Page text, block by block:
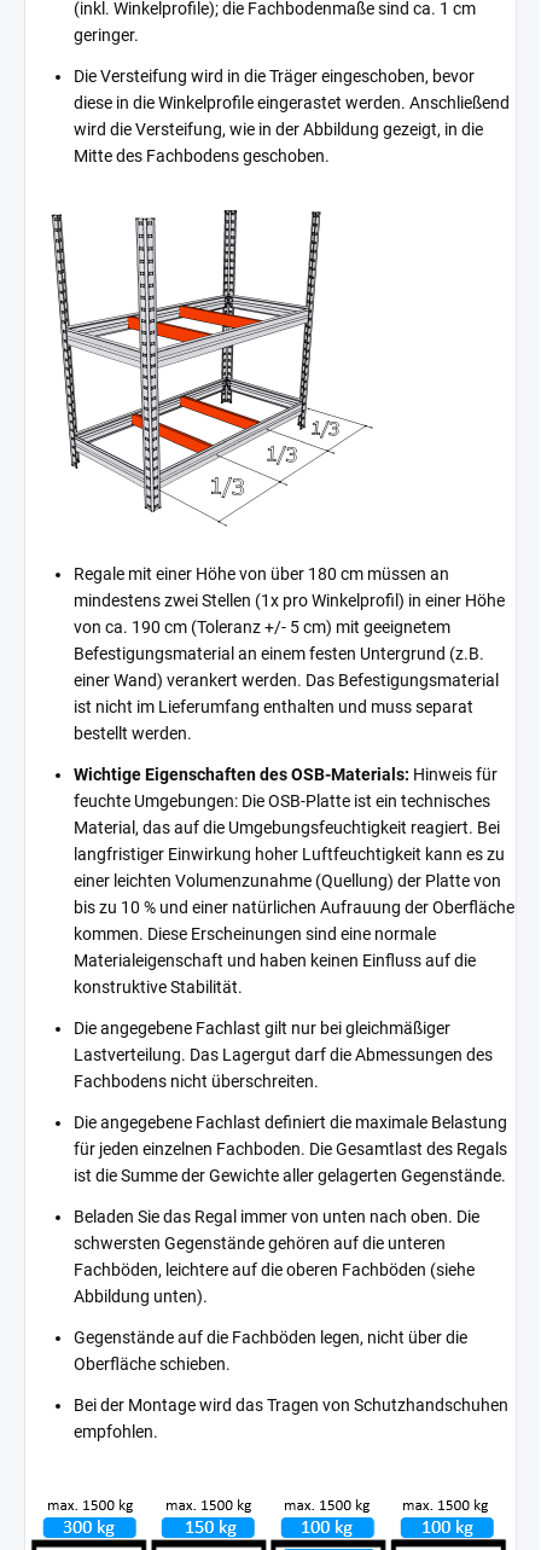
(inkl. Winkelprofile); die Fachbodenmaße sind ca. 1 cm
geringer.
Die Versteifung wird in die Träger eingeschoben, bevor
diese in die Winkelprofile eingerastet werden. Anschließend
wird die Versteifung, wie in der Abbildung gezeigt, in die
Mitte des Fachbodens geschoben.
Regale mit einer Höhe von über 180 cm müssen an
mindestens zwei Stellen (1x pro Winkelprofil) in einer Höhe
von ca. 190 cm (Toleranz +/- 5 cm) mit geeignetem
Befestigungsmaterial an einem festen Untergrund (z.B.
einer Wand) verankert werden. Das Befestigungsmaterial
ist nicht im Lieferumfang enthalten und muss separat
bestellt werden.
Wichtige Eigenschaften des OSB-Materials: Hinweis für
feuchte Umgebungen: Die OSB-Platte ist ein technisches
Material, das auf die Umgebungsfeuchtigkeit reagiert. Bei
langfristiger Einwirkung hoher Luftfeuchtigkeit kann es zu
einer leichten Volumenzunahme (Quellung) der Platte von
bis zu 10 % und einer natürlichen Aufrauung der Oberfläche
kommen. Diese Erscheinungen sind eine normale
Materialeigenschaft und haben keinen Einfluss auf die
konstruktive Stabilität.
Die angegebene Fachlast gilt nur bei gleichmäßiger
Lastverteilung. Das Lagergut darf die Abmessungen des
Fachbodens nicht überschreiten.
Die angegebene Fachlast definiert die maximale Belastung
für jeden einzelnen Fachboden. Die Gesamtlast des Regals
ist die Summe der Gewichte aller gelagerten Gegenstände.
Beladen Sie das Regal immer von unten nach oben. Die
schwersten Gegenstände gehören auf die unteren
Fachböden, leichtere auf die oberen Fachböden (siehe
Abbildung unten).
Gegenstände auf die Fachböden legen, nicht über die
Oberfläche schieben.
Bei der Montage wird das Tragen von Schutzhandschuhen
empfohlen.